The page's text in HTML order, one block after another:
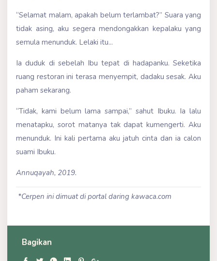
“Selamat malam, apakah belum terlambat?” Suara yang
tidak asing, aku segera mendongakkan kepalaku yang
semula menunduk. Lelaki itu...
Ia duduk di sebelah Ibu tepat di hadapanku. Seketika
ruang restoran ini terasa menyempit, dadaku sesak. Aku
paham sekarang.
“Tidak, kami belum lama sampai,” sahut Ibuku. Ia lalu
menatapku, sorot matanya tak dapat kumengerti. Aku
menunduk. Ini kali pertama aku jatuh cinta dan ia calon
suami Ibuku.
Annuqayah, 2019.
*Cerpen ini dimuat di portal daring kawaca.com
Bagikan